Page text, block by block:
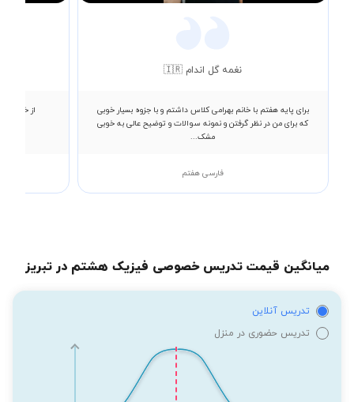
نغمه گل اندام 🇮🇷
برای پایه هفتم با خانم بهرامی کلاس داشتم و با جزوه بسیار خوبی
که برای من در نظر گرفتن و نمونه سوالات و توضیح عالی به خوبی
مشک...
فارسی هفتم
از خانم
میانگین قیمت تدریس خصوصی فیزیک هشتم در تبریز
تدریس آنلاین
تدریس حضوری در منزل